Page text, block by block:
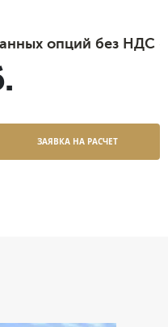
опций без НДС
ЗАЯВКА НА РАСЧЕТ